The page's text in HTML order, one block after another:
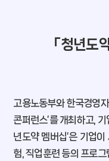
「청년도
고용노동부와 한국경영
콘퍼런스’를 개최하고,
년도약 멤버십’은 기업
험, 직업훈련 등의 프로그